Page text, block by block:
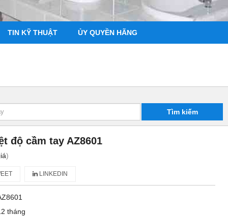
TIN KỸ THUẬT ỦY QUYỀN HÃNG
Tìm kiếm
độ cầm tay AZ8601
)
LINKEDIN
tháng